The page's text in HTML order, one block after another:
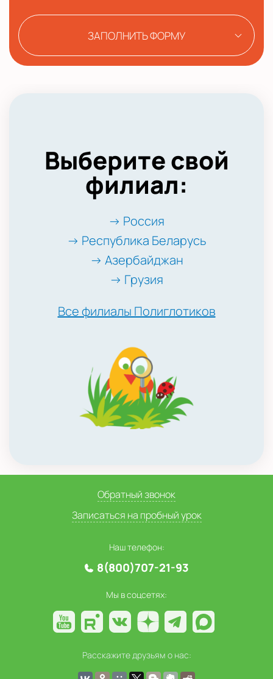
ЗАПОЛНИТЬ ФОРМУ
Выберите свой
филиал:
→ Россия
→ Республика Беларусь
→ Азербайджан
→ Грузия
Все филиалы Полиглотиков
Обратный звонок
Записаться на пробный урок
Наш телефон:
8(800)707-21-93
Мы в соцсетях:
Расскажите друзьям о нас: